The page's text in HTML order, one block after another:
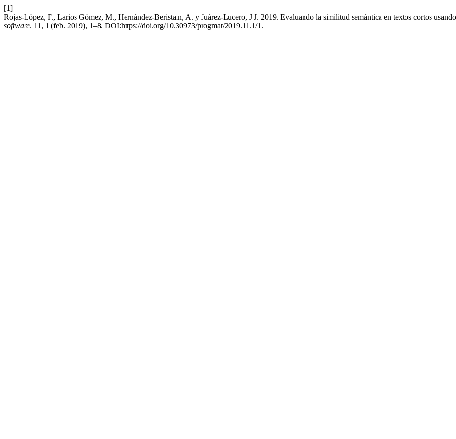
[1]
Rojas-López, F., Larios Gómez, M., Hernández-Beristain, A. y Juárez-Lucero, J.J. 2019. Evaluando la similitud semántica en textos cortos
software. 11, 1 (feb. 2019), 1–8. DOI:https://doi.org/10.30973/progmat/2019.11.1/1.